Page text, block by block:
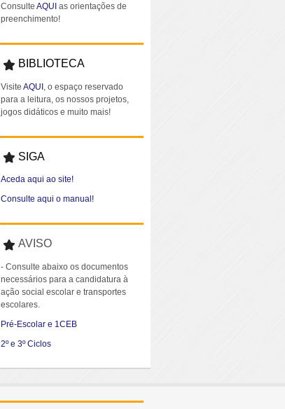
ConsulteAQUI as orientações de
preenchimento!
BIBLIOTECA
VisiteAQUI , o espaço reservado
para a leitura, os nossos projetos,
jogos didáticos e muito mais!
SIGA
Aceda aqui ao site!
Consulte aqui o manual!
AVISO
- Consulte abaixo os documentos
necessários para a candidatura à
ação social escolar e transportes
escolares.
Pré-Escolar e 1CEB
2º e 3º Ciclos